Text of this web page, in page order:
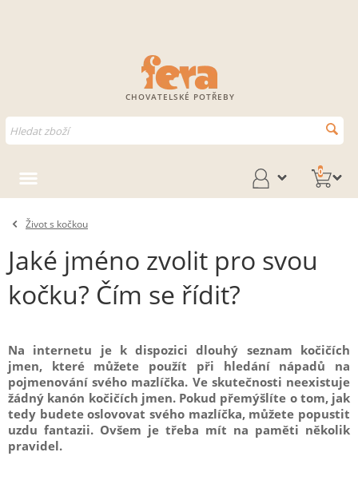
CHOVATELSKÉ POTŘEBY
0
Život s kočkou
Jaké jméno zvolit pro svou
kočku? Čím se řídit?
Na internetu je k dispozici dlouhý seznam kočičích
jmen, které můžete použít při hledání nápadů na
pojmenování svého mazlíčka. Ve skutečnosti neexistuje
žádný kanón kočičích jmen. Pokud přemýšlíte o tom, jak
tedy budete oslovovat svého mazlíčka, můžete popustit
uzdu fantazii. Ovšem je třeba mít na paměti několik
pravidel.